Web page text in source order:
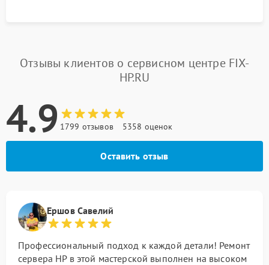
Отзывы клиентов о сервисном центре FIX-
HP.RU
4.9 1799 отзывов 5358 оценок
Оставить отзыв
Ершов Савелий
Профессиональный подход к каждой детали! Ремонт
сервера HP в этой мастерской выполнен на высоком